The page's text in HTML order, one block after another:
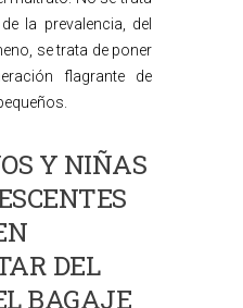
la prevalencia, del
se trata de poner
flagrante de
Y NIÑAS
DEL
BAGAJE